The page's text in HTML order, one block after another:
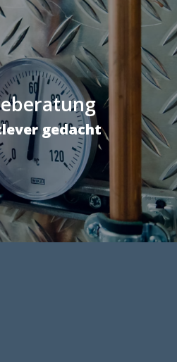
gedacht